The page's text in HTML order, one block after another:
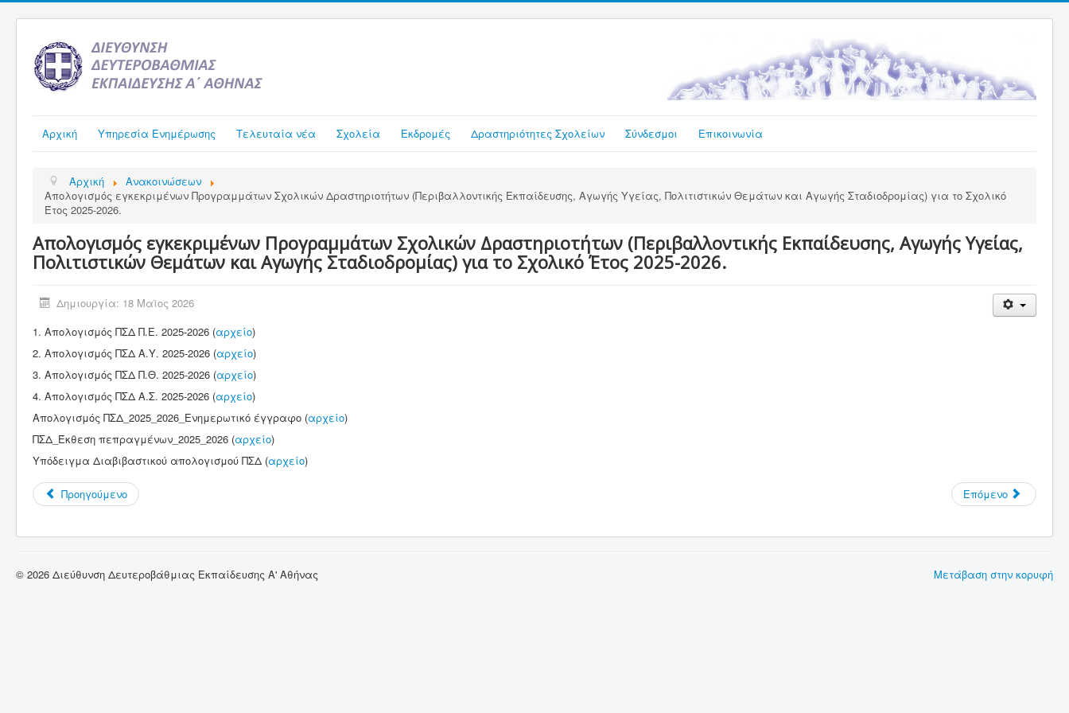
Αρχική Υπηρεσία Ενημέρωσης Τελευταία νέα Σχολεία Εκδρομές Δραστηριότητες Σχολείων Σύνδεσμοι Επικοινωνία
Αρχική
Ανακοινώσεων
Απολογισμός εγκεκριμένων Προγραμμάτων Σχολικών Δραστηριοτήτων (Περιβαλλοντικής Εκπαίδευσης, Αγωγής Υγείας, Πολιτιστικών Θεμάτων και Αγωγής Σταδιοδρομίας) για το Σχολικό
Έτος 2025-2026.
Απολογισμός εγκεκριμένων Προγραμμάτων Σχολικών Δραστηριοτήτων (Περιβαλλοντικής Εκπαίδευσης, Αγωγής Υγείας,
Πολιτιστικών Θεμάτων και Αγωγής Σταδιοδρομίας) για το Σχολικό Έτος 2025-2026.
Δημιουργία: 18 Μαϊος 2026
1. Απολογισμός ΠΣΔ Π.Ε. 2025-2026 (αρχείο)
2. Απολογισμός ΠΣΔ Α.Υ. 2025-2026 (αρχείο)
3. Απολογισμός ΠΣΔ Π.Θ. 2025-2026 (αρχείο)
4. Απολογισμός ΠΣΔ Α.Σ. 2025-2026 (αρχείο)
Απολογισμός ΠΣΔ_2025_2026_Ενημερωτικό έγγραφο (αρχείο)
ΠΣΔ_Έκθεση πεπραγμένων_2025_2026 (αρχείο)
Υπόδειγμα Διαβιβαστικού απολογισμού ΠΣΔ (αρχείο)
Προηγούμενο Επόμενο
Μετάβαση στην κορυφή
© 2026 Διεύθυνση Δευτεροβάθμιας Εκπαίδευσης Α' Αθήνας